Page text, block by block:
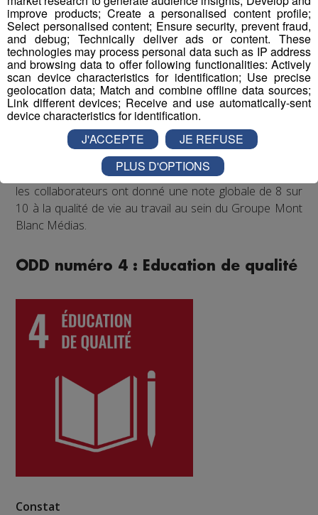
régulièrement proposé aux salariés de participer à des
événements festifs (rencontres sportives avec les clubs
partenaires comme les Pionniers de Chamonix ou le FC
Annecy, festivals de musique...) qui accroissent la
cohésion d'équipe et renforcent les liens entre
collègues.
Enfin, un questionnaire bien-être envoyé chaque année
à tous les collaborateurs permet d'identifier les
difficultés qui pourraient être rencontrées par les
différents salariés, et d'y remédier. Au mois de juin 2022,
les collaborateurs ont donné une note globale de 8 sur
10 à la qualité de vie au travail au sein du Groupe Mont
Blanc Médias.
ODD numéro 4 : Education de qualité
Constat
improve products; Create a personalised content profile;
Select personalised content; Ensure security, prevent fraud,
and debug; Technically deliver ads or content. These
technologies may process personal data such as IP address
and browsing data to offer following functionalities: Actively
scan device characteristics for identification; Use precise
geolocation data; Match and combine offline data sources;
Link different devices; Receive and use automatically-sent
device characteristics for identification.
J'ACCEPTE
JE REFUSE
PLUS D'OPTIONS